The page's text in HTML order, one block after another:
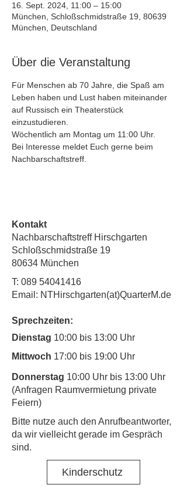
16. Sept. 2024, 11:00 – 15:00
München, Schloßschmidstraße 19, 80639
München, Deutschland
Über die Veranstaltung
Für Menschen ab 70 Jahre, die Spaß am
Leben haben und Lust haben miteinander
auf Russisch ein Theaterstück
einzustudieren.
Wöchentlich am Montag um 11:00 Uhr.
Bei Interesse meldet Euch gerne beim
Nachbarschaftstreff.
Kontakt
Nachbarschaftstreff Hirschgarten
Schloßschmidstraße 19
80634 München
T: 089 54041416
Email: NTHirschgarten(at)QuarterM.de
Sprechzeiten:
Dienstag 10:00 bis 13:00 Uhr
Mittwoch 17:00 bis 19:00 Uhr
Donnerstag 10:00 Uhr bis 13:00 Uhr
(Anfragen Raumvermietung private
Feiern)
​Bitte nutze auch den Anrufbeantworter,
da wir vielleicht gerade im Gespräch
sind.
Kinderschutz